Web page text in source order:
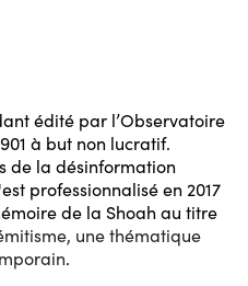
édité par l’Observatoire
à but non lucratif.
de la désinformation
professionnalisé en 2017
de la Shoah au titre
une thématique
.